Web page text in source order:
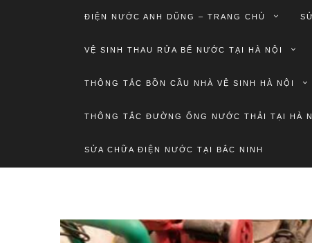
ĐIỆN NƯỚC ANH DŨNG – TRANG CHỦ
VỆ SINH THAU RỬA BỂ NƯỚC TẠI HÀ NỘI
THÔNG TẮC BỒN CẦU NHÀ VỆ SINH HÀ NỘI
THÔNG TẮC ĐƯỜNG ỐNG NƯỚC THẢI TẠI HÀ
SỬA CHỮA ĐIỆN NƯỚC TẠI BẮC NINH